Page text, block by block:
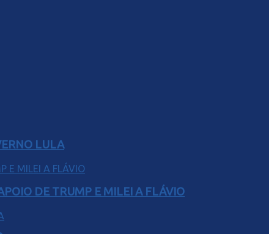
LULA
DE TRUMP E MILEI A FLÁVIO